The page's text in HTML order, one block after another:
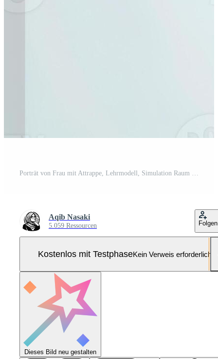
Porträt von Frau mit Attrappe, Lehrmodell, Simulation Raum bilden Beförderung Pro Foto
Aqib Nasaki
5.059 Ressourcen Folgen
Kostenlos mit TestphaseKein Verweis erforderlich
Dieses Bild neu gestalten